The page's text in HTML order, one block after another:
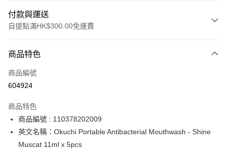
付款與運送
自提點滿HK$300.00免運費
信用卡
Apple Pay
PayMe
WeChat Pay
商品特色
商品編號
604924
商品特色
商品編號 : 110378202009
英文名稱：Okuchi Portable Antibacterial Mouthwash - Shine
Muscat 11ml x 5pcs